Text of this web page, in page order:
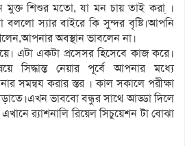
মুক্ত শিশুর মতো, যা মন চায় তাই করা্ ।
বললো স্যার বাইরে কি সুন্দর বৃষ্টি।আপনি
অবস্থান ভাবলেন না।
এটা একটা প্রসেসর হিসেবে কাজ করে।
সিদ্ধান্ত নেয়ার পূর্বে আপনার মধ্যে
সমন্বয করার স্তর । কাল সকালে পরীক্ষা
ভাববো বন্ধুর সাথে আড্ডা দিলে
র‌্যাশনালি রিয়েল সিচুয়েশন টা বোঝা